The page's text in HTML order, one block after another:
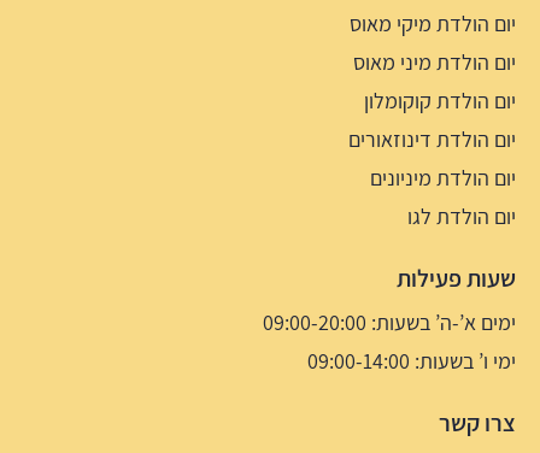
יום הולדת מיקי מאוס
יום הולדת מיני מאוס
יום הולדת קוקומלון
יום הולדת דינוזאורים
יום הולדת מיניונים
יום הולדת לגו
שעות פעילות
ימים א’-ה’ בשעות: 09:00-20:00
ימי ו’ בשעות: 09:00-14:00
צרו קשר